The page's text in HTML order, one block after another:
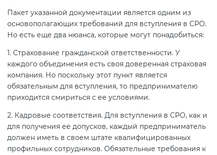
Пакет указанной документации является одним из
основополагающих требований для вступления в СРО.
Но есть еще два нюанса, которые могут понадобиться:
1. Страхование гражданской ответственности. У
каждого объединения есть своя доверенная страховая
компания. Но поскольку этот пункт является
обязательным для вступления, то предпринимателю
приходится смириться с ее условиями.
2. Кадровые соответствия. Для вступления в СРО, как и
для получения ее допусков, каждый предприниматель
должен иметь в своем штате квалифицированных
профильных сотрудников. Обязательные требования к